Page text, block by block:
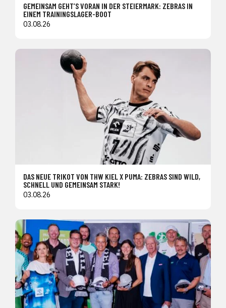
GEMEINSAM GEHT’S VORAN IN DER STEIERMARK: ZEBRAS IN
EINEM TRAININGSLAGER-BOOT
03.08.26
DAS NEUE TRIKOT VON THW KIEL X PUMA: ZEBRAS SIND WILD,
SCHNELL UND GEMEINSAM STARK!
03.08.26